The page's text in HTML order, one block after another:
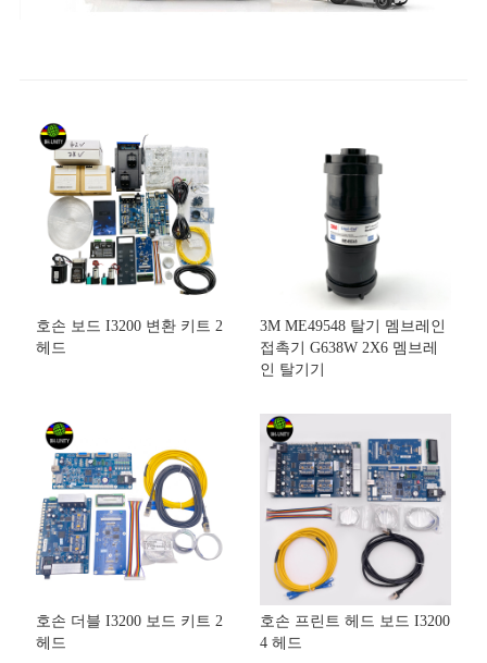
호손 보드 I3200 변환 키트 2
헤드
3M ME49548 탈기 멤브레인
접촉기 G638W 2X6 멤브레
인 탈기기
호손 더블 I3200 보드 키트 2
헤드
호손 프린트 헤드 보드 I3200
4 헤드